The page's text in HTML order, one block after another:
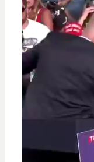
vídeo